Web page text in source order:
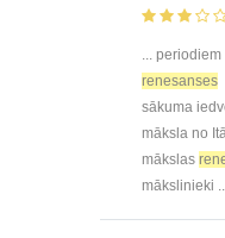
...
renesanses
sākuma
māksla no
mākslas
mākslinieki